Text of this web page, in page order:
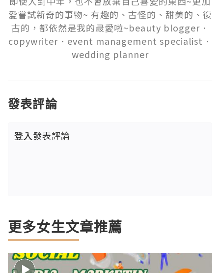
愛嘗試新奇的事物~ 有趣的、古怪的、甜美的、復
古的，都依然是我的最愛啦~beauty blogger．
copywriter．event management specialist．
wedding planner
發表評論
登入發表評論
更多女生文章推薦